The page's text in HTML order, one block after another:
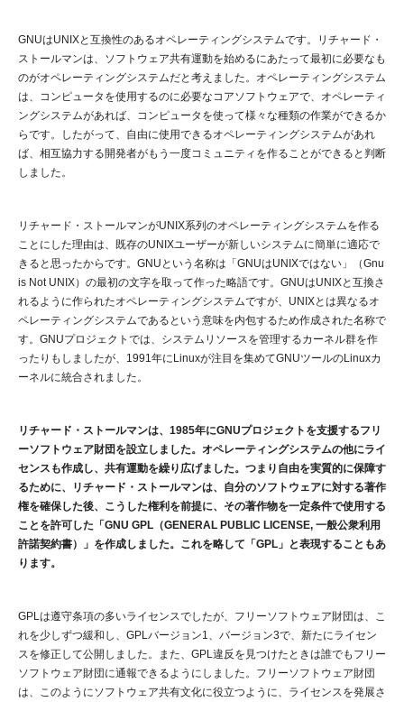
GNUはUNIXと互換性のあるオペレーティングシステムです。リチャード・
ストールマンは、ソフトウェア共有運動を始めるにあたって最初に必要なも
のがオペレーティングシステムだと考えました。オペレーティングシステム
は、コンピュータを使用するのに必要なコアソフトウェアで、オペレーティ
ングシステムがあれば、コンピュータを使って様々な種類の作業ができるか
らです。したがって、自由に使用できるオペレーティングシステムがあれ
ば、相互協力する開発者がもう一度コミュニティを作ることができると判断
しました。
リチャード・ストールマンがUNIX系列のオペレーティングシステムを作る
ことにした理由は、既存のUNIXユーザーが新しいシステムに簡単に適応で
きると思ったからです。GNUという名称は「GNUはUNIXではない」（Gnu
is Not UNIX）の最初の文字を取って作った略語です。GNUはUNIXと互換さ
れるように作られたオペレーティングシステムですが、UNIXとは異なるオ
ペレーティングシステムであるという意味を内包するため作成された名称で
す。GNUプロジェクトでは、システムリソースを管理するカーネル群を作
ったりもしましたが、1991年にLinuxが注目を集めてGNUツールのLinuxカ
ーネルに統合されました。
リチャード・ストールマンは、1985年にGNUプロジェクトを支援するフリ
ーソフトウェア財団を設立しました。オペレーティングシステムの他にライ
センスも作成し、共有運動を繰り広げました。つまり自由を実質的に保障す
るために、リチャード・ストールマンは、自分のソフトウェアに対する著作
権を確保した後、こうした権利を前提に、その著作物を一定条件で使用する
ことを許可した「GNU GPL（GENERAL PUBLIC LICENSE, 一般公衆利用
許諾契約書）」を作成しました。これを略して「GPL」と表現することもあ
ります。
GPLは遵守条項の多いライセンスでしたが、フリーソフトウェア財団は、こ
れを少しずつ緩和し、GPLバージョン1、バージョン3で、新たにライセン
スを修正して公開しました。また、GPL違反を見つけたときは誰でもフリー
ソフトウェア財団に通報できるようにしました。フリーソフトウェア財団
は、このようにソフトウェア共有文化に役立つように、ライセンスを発展さ